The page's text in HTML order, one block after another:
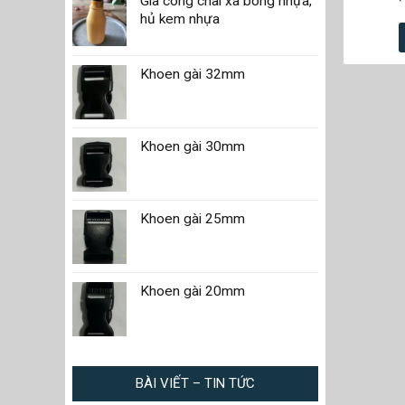
hủ kem nhựa
Khoen gài 32mm
Khoen gài 30mm
Khoen gài 25mm
Khoen gài 20mm
BÀI VIẾT – TIN TỨC